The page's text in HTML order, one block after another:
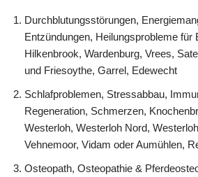
Durchblutungsstörungen,
Entzündungen, Heilungsprobleme für
Hilkenbrook, Wardenburg, Vrees,
und Friesoythe, Garrel, Edewecht
Schlafproblemen, Stressabbau,
Regeneration, Schmerzen,
Westerloh, Westerloh Nord,
Vehnemoor, Vidam oder Aumühlen,
Osteopath, Osteopathie &